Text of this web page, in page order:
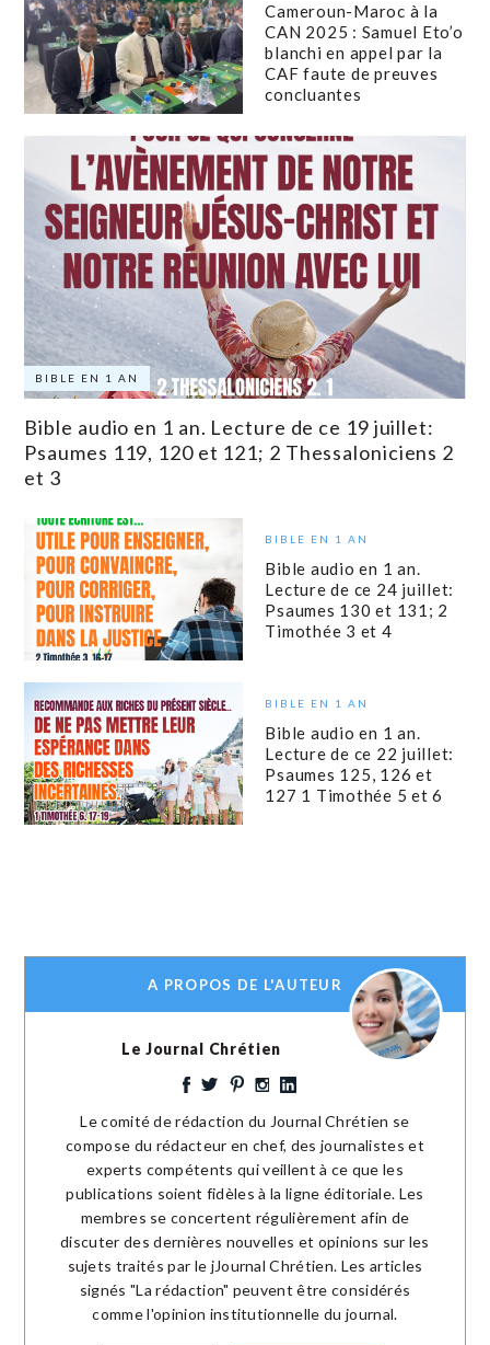
Cameroun-Maroc à la
CAN 2025 : Samuel Eto’o
blanchi en appel par la
CAF faute de preuves
concluantes
BIBLE EN 1 AN
Bible audio en 1 an. Lecture de ce 19 juillet:
Psaumes 119, 120 et 121; 2 Thessaloniciens 2
et 3
BIBLE EN 1 AN
Bible audio en 1 an.
Lecture de ce 24 juillet:
Psaumes 130 et 131; 2
Timothée 3 et 4
BIBLE EN 1 AN
Bible audio en 1 an.
Lecture de ce 22 juillet:
Psaumes 125, 126 et
127 1 Timothée 5 et 6
A PROPOS DE L'AUTEUR
Le Journal Chrétien
Le comité de rédaction du Journal Chrétien se
compose du rédacteur en chef, des journalistes et
experts compétents qui veillent à ce que les
publications soient fidèles à la ligne éditoriale. Les
membres se concertent régulièrement afin de
discuter des dernières nouvelles et opinions sur les
sujets traités par le jJournal Chrétien. Les articles
signés "La rédaction" peuvent être considérés
comme l'opinion institutionnelle du journal.